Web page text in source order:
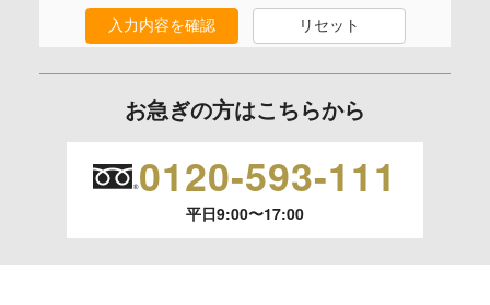
本人が容易に認識できない方法による取得
なし
個人情報保護への取り組み
入力内容を確認 リセット
お急ぎの方はこちらから
0120-593-111
平日9:00〜17:00